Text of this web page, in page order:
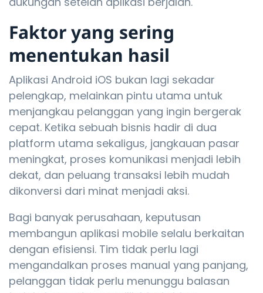
Faktor yang sering
menentukan hasil
Aplikasi Android iOS bukan lagi sekadar
pelengkap, melainkan pintu utama untuk
menjangkau pelanggan yang ingin bergerak
cepat. Ketika sebuah bisnis hadir di dua
platform utama sekaligus, jangkauan pasar
meningkat, proses komunikasi menjadi lebih
dekat, dan peluang transaksi lebih mudah
dikonversi dari minat menjadi aksi.
Bagi banyak perusahaan, keputusan
membangun aplikasi mobile selalu berkaitan
dengan efisiensi. Tim tidak perlu lagi
mengandalkan proses manual yang panjang,
pelanggan tidak perlu menunggu balasan